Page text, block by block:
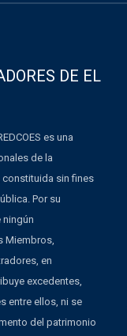
DE EL
es una
de la
constituida sin fines
Por su
ningún
Miembros,
en
excedentes,
entre ellos, ni se
del patrimonio